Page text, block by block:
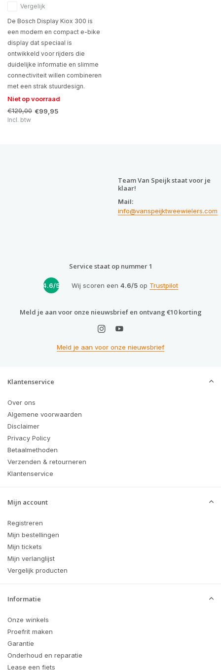
Vergelijk
De Bosch Display Kiox 300 is
een modern en compact e-bike
display dat speciaal is
ontwikkeld voor rijders die
duidelijke informatie en slimme
connectiviteit willen combineren
met een strak stuurdesign.
Niet op voorraad
€129,00 €99,95
Incl. btw
Team Van Speijk staat voor je
klaar!
Mail:
info@vanspeijktweewielers.com
Service staat op nummer 1
4.6/5 Wij scoren een 4.6/5op Trustpilot
Meld je aan voor onze nieuwsbrief en ontvang €10 korting
Meld je aan voor onze nieuwsbrief
Klantenservice
Over ons
Algemene voorwaarden
Disclaimer
Privacy Policy
Betaalmethoden
Verzenden & retourneren
Klantenservice
Mijn account
Registreren
Mijn bestellingen
Mijn tickets
Mijn verlanglijst
Vergelijk producten
Informatie
Onze winkels
Proefrit maken
Garantie
Onderhoud en reparatie
Lease een fiets